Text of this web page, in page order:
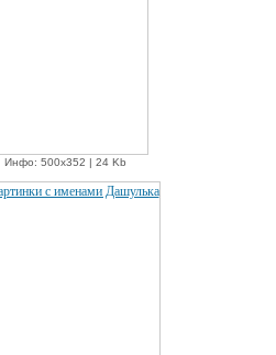
Инфо: 500х352 | 24 Kb